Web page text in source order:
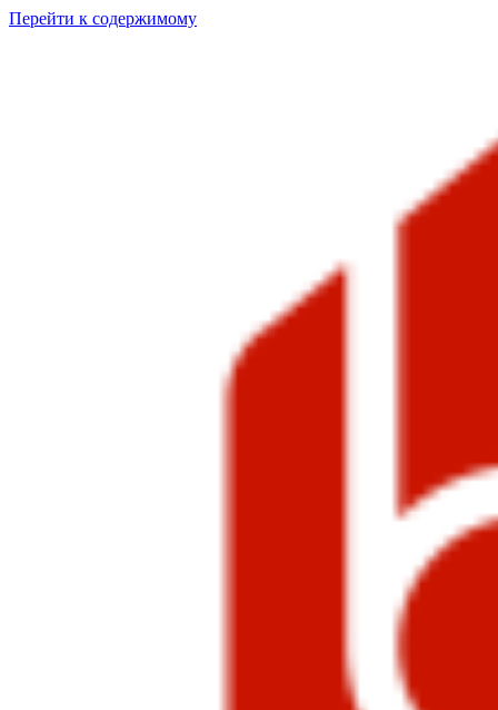
Перейти к содержимому